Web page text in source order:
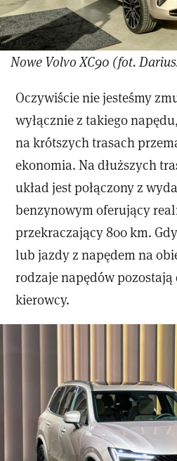
Nowe Volvo XC90 (fot.
Oczywiście nie jesteśmy
wyłącznie z takiego
na krótszych trasach
ekonomia. Na dłuższych
układ jest połączony z
benzynowym oferujący
przekraczający 800 km.
lub jazdy z napędem na
rodzaje napędów
kierowcy.